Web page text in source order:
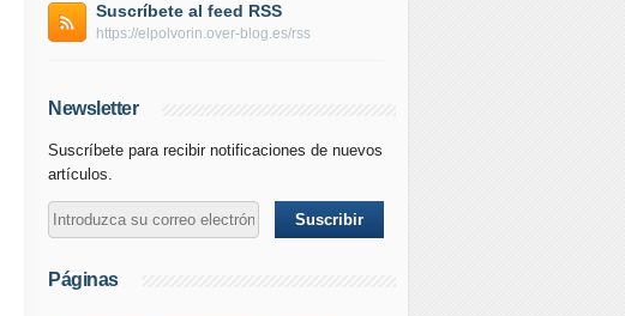
Suscríbete al feed RSS
https://elpolvorin.over-blog.es/rss
Newsletter
Suscríbete para recibir notificaciones de nuevos
artículos.
Páginas